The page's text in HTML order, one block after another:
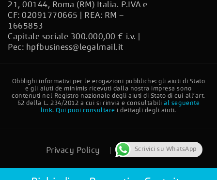
21, 00144, Roma (RM) Italia. P.IVA e
CF: 02091770665 | REA: RM –
1665853
Capitale sociale 300.000,00 € i.v. |
Pec: hpfbusiness@legalmail.it
Obblighi informativi per le erogazioni pubbliche: gli aiuti di Stato
e gli aiuti de minimis ricevuti dalla nostra impresa sono
contenuti nel Registro nazionale degli aiuti di Stato di cui all’art.
52 della L. 234/2012 a cui si rinvia e consultabilial seguente
link.Qui puoi consultare i dettagli degli aiuti.
Privacy Policy Cookie Policy
Scrivici su WhatsApp